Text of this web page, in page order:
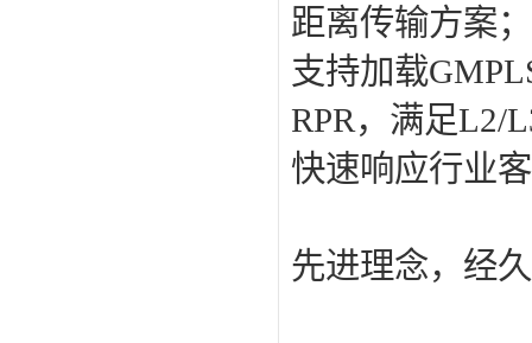
距离传输方案
支持加载
RPR，满足L2/
快速响应行业
先进理念，经